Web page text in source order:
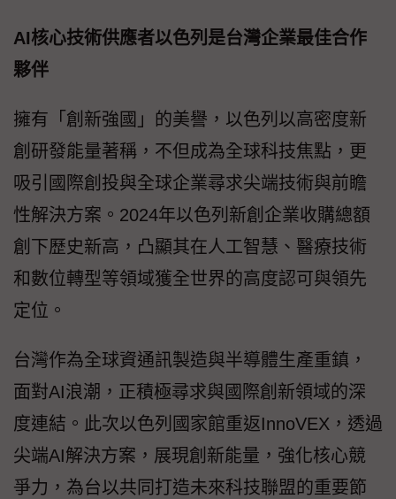
AI核心技術供應者以色列是台灣企業最佳合作
夥伴
擁有「創新強國」的美譽，以色列以高密度新
創研發能量著稱，不但成為全球科技焦點，更
吸引國際創投與全球企業尋求尖端技術與前瞻
性解決方案。2024年以色列新創企業收購總額
創下歷史新高，凸顯其在人工智慧、醫療技術
和數位轉型等領域獲全世界的高度認可與領先
定位。
台灣作為全球資通訊製造與半導體生產重鎮，
面對AI浪潮，正積極尋求與國際創新領域的深
度連結。此次以色列國家館重返InnoVEX，透過
尖端AI解決方案，展現創新能量，強化核心競
爭力，為台以共同打造未來科技聯盟的重要節